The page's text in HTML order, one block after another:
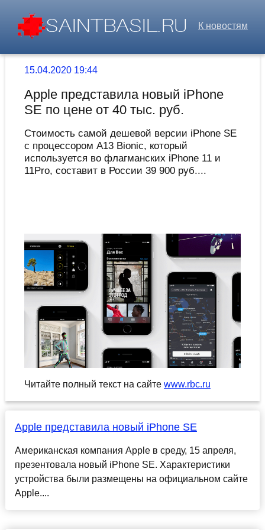
К новостям
15.04.2020 19:44
Apple представила новый iPhone
SE по цене от 40 тыс. руб.
Стоимость самой дешевой версии iPhone SE
c процессором A13 Bionic, который
используется во флагманских iPhone 11 и
11Pro, составит в России 39 900 руб....
Читайте полный текст на сайте www.rbc.ru
Apple представила новый iPhone SE
Американская компания Apple в среду, 15 апреля,
презентовала новый iPhone SE. Характеристики
устройства были размещены на официальном сайте
Apple....